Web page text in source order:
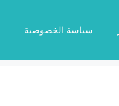
سياسة الخصوصية